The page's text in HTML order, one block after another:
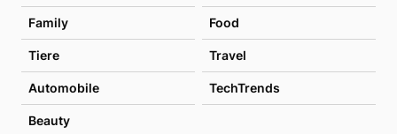
Family Food
Tiere Travel
Automobile TechTrends
Beauty